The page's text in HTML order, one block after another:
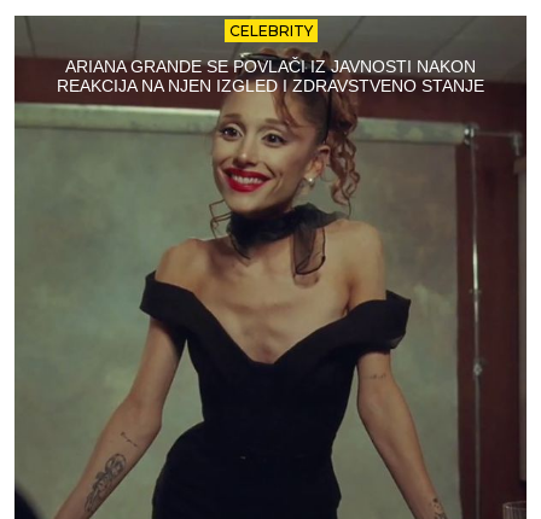
CELEBRITY
ARIANA GRANDE SE POVLAČI IZ JAVNOSTI NAKON
REAKCIJA NA NJEN IZGLED I ZDRAVSTVENO STANJE